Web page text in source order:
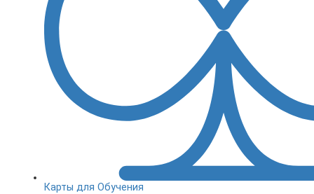
Карты для Обучения